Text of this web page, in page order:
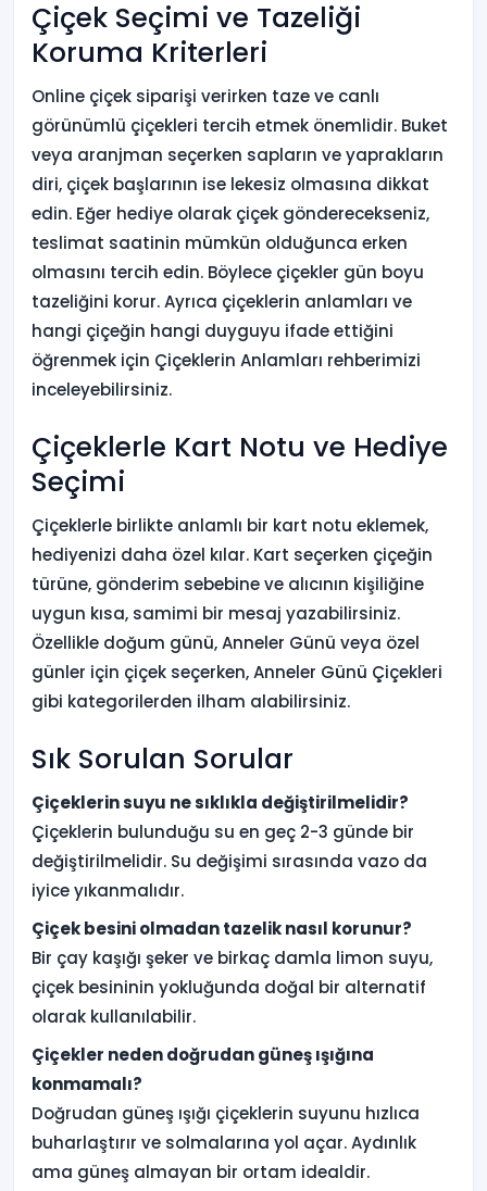
Çiçek Seçimi ve Tazeliği
Koruma Kriterleri
Online çiçek siparişi verirken taze ve canlı
görünümlü çiçekleri tercih etmek önemlidir. Buket
veya aranjman seçerken sapların ve yaprakların
diri, çiçek başlarının ise lekesiz olmasına dikkat
edin. Eğer hediye olarak çiçek gönderecekseniz,
teslimat saatinin mümkün olduğunca erken
olmasını tercih edin. Böylece çiçekler gün boyu
tazeliğini korur. Ayrıca çiçeklerin anlamları ve
hangi çiçeğin hangi duyguyu ifade ettiğini
öğrenmek için Çiçeklerin Anlamları rehberimizi
inceleyebilirsiniz.
Çiçeklerle Kart Notu ve Hediye
Seçimi
Çiçeklerle birlikte anlamlı bir kart notu eklemek,
hediyenizi daha özel kılar. Kart seçerken çiçeğin
türüne, gönderim sebebine ve alıcının kişiliğine
uygun kısa, samimi bir mesaj yazabilirsiniz.
Özellikle doğum günü, Anneler Günü veya özel
günler için çiçek seçerken, Anneler Günü Çiçekleri
gibi kategorilerden ilham alabilirsiniz.
Sık Sorulan Sorular
Çiçeklerin suyu ne sıklıkla değiştirilmelidir?
Çiçeklerin bulunduğu su en geç 2-3 günde bir
değiştirilmelidir. Su değişimi sırasında vazo da
iyice yıkanmalıdır.
Çiçek besini olmadan tazelik nasıl korunur?
Bir çay kaşığı şeker ve birkaç damla limon suyu,
çiçek besininin yokluğunda doğal bir alternatif
olarak kullanılabilir.
Çiçekler neden doğrudan güneş ışığına
konmamalı?
Doğrudan güneş ışığı çiçeklerin suyunu hızlıca
buharlaştırır ve solmalarına yol açar. Aydınlık
ama güneş almayan bir ortam idealdir.